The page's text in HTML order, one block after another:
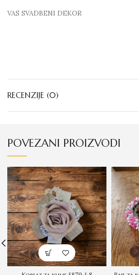
VAS SVADBENI DEKOR
RECENZIJE (0)
POVEZANI PROIZVODI